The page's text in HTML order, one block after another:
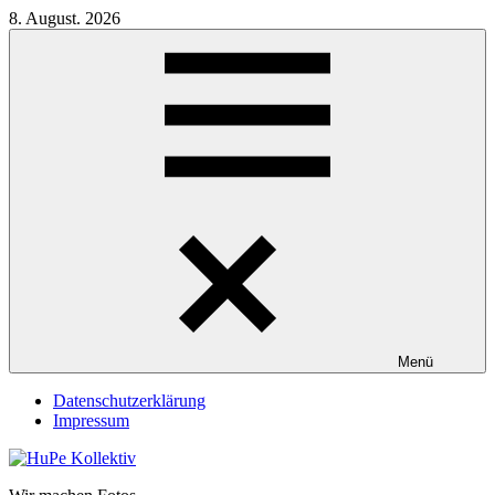
Zum
Inhalt
8. August. 2026
Menü
Datenschutzerklärung
Impressum